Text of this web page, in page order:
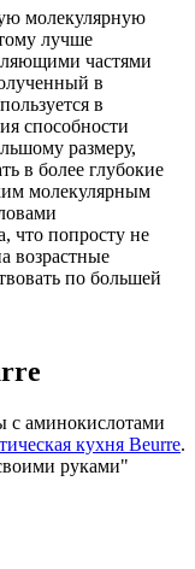
молекулярную
лучше
частями
в
в
способности
размеру,
в более глубокие
молекулярным
что попросту не
возрастные
по большей
с аминокислотами
кухня Beurre.
руками"